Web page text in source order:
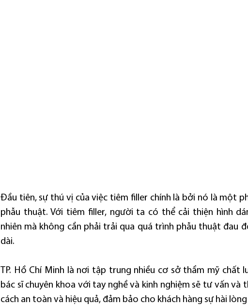
Đầu tiên, sự thú vị của việc tiêm filler chính là bởi nó là một
phẫu thuật. Với tiêm filler, người ta có thể cải thiện hình
nhiên mà không cần phải trải qua quá trình phẫu thuật đau
dài.
TP. Hồ Chí Minh là nơi tập trung nhiều cơ sở thẩm mỹ chất
bác sĩ chuyên khoa với tay nghề và kinh nghiệm sẽ tư vấn và
cách an toàn và hiệu quả, đảm bảo cho khách hàng sự hài